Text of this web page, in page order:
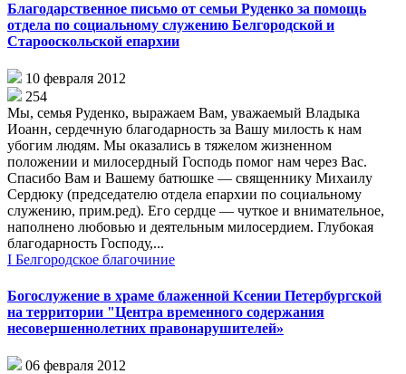
Благодарственное письмо от семьи Руденко за помощь
отдела по социальному служению Белгородской и
Старооскольской епархии
10 февраля 2012
254
Мы, семья Руденко, выражаем Вам, уважаемый Владыка
Иоанн, сердечную благодарность за Вашу милость к нам
убогим людям. Мы оказались в тяжелом жизненном
положении и милосердный Господь помог нам через Вас.
Спасибо Вам и Вашему батюшке — священнику Михаилу
Сердюку (председателю отдела епархии по социальному
служению, прим.ред). Его сердце — чуткое и внимательное,
наполнено любовью и деятельным милосердием. Глубокая
благодарность Господу,...
I Белгородское благочиние
Богослужение в храме блаженной Ксении Петербургской
на территории "Центра временного содержания
несовершеннолетних правонарушителей»
06 февраля 2012